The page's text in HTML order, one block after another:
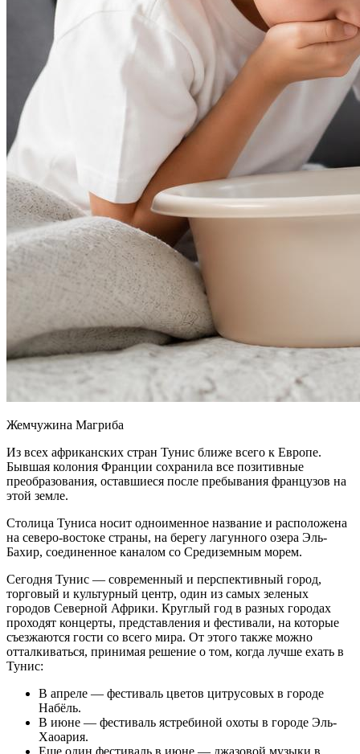
Жемчужина Магриба
Из всех африканских стран Тунис ближе всего к Европе.
Бывшая колония Франции сохранила все позитивные
преобразования, оставшиеся после пребывания французов на
этой земле.
Столица Туниса носит одноименное название и расположена
на северо-востоке страны, на берегу лагунного озера Эль-
Бахир, соединенное каналом со Средиземным морем.
Сегодня Тунис — современный и перспективный город,
торговый и культурный центр, один из самых зеленых
городов Северной Африки. Круглый год в разных городах
проходят концерты, представления и фестивали, на которые
съезжаются гости со всего мира. От этого также можно
отталкиваться, принимая решение о том, когда лучше ехать в
Тунис:
В апреле — фестиваль цветов цитрусовых в городе
Набёль.
В июне — фестиваль ястребиной охоты в городе Эль-
Хаоария.